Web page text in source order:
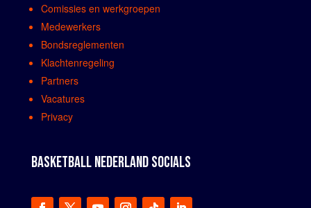
Comissies en werkgroepen
Medewerkers
Bondsreglementen
Klachtenregeling
Partners
Vacatures
Privacy
BASKETBALL NEDERLAND SOCIALS